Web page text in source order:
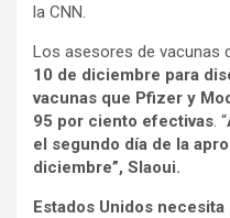
la CNN.
Los asesores de vacunas
10 de diciembre para
vacunas que Pfizer y
95 por ciento efectivas. “
el segundo día de la
diciembre”, Slaoui.
Estados Unidos